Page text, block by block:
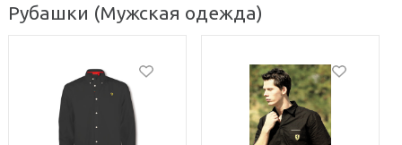
Рубашки (Мужская одежда)